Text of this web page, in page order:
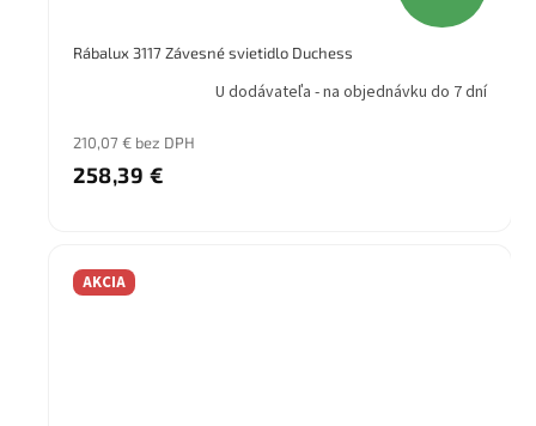
Rábalux 3117 Závesné svietidlo Duchess
U dodávateľa - na objednávku do 7 dní
210,07 € bez DPH
258,39 €
AKCIA